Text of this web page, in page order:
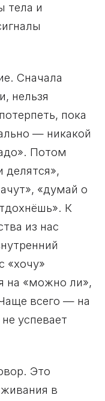
тела и
Сначала
нельзя
пока
— никакой
Потом
делятся»,
«думай о
К
из нас
«хочу»
на «можно ли»,
всего — на
успевает
Это
в